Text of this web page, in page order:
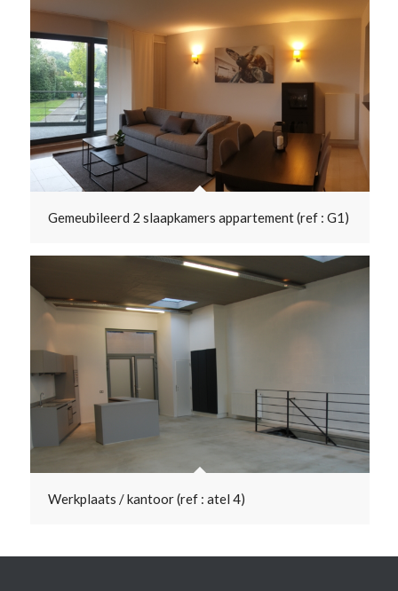
Gemeubileerd 2 slaapkamers appartement (ref : G1)
Werkplaats / kantoor (ref : atel 4)